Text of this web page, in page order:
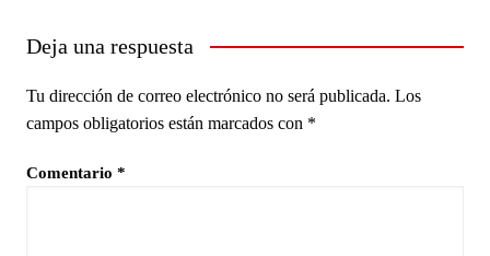
Deja una respuesta
Tu dirección de correo electrónico no será publicada. Los
campos obligatorios están marcados con *
Comentario *